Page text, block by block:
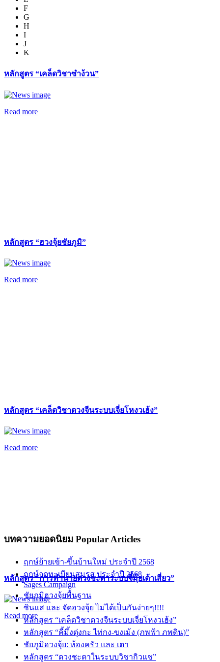
F
G
H
I
J
K
หลักสูตร “เคล็ดวิชาซำง้วน”
Read more
หลักสูตร “ฮวงจุ้ยชัยภูมิ”
Read more
หลักสูตร “เคล็ดวิชาดวงจีนระบบเจี่ยโหงวเฮ้ง”
Read more
หลักสูตร “การทำนายดวงชะตาระบบจี๋มุ้ยเต้าเสี่ยว”
Read more
บทความยอดนิยม Popular Articles
ฤกษ์ย้ายเข้า-ขึ้นบ้านใหม่ ประจำปี 2568
ฤกษ์จดทะเบียนสมรส ประจำปี 2568
Sages Campaign
ชัยภูมิฮวงจุ้ยพื้นฐาน
ซินแส และ จัดฮวงจุ้ย ไม่ได้เป็นกันง่ายๆ!!!!
หลักสูตร “เคล็ดวิชาดวงจีนระบบเจี่ยโหงวเฮ้ง”
หลักสูตร “คี้มึ้งตุ่งกะ ไท่กง-ขงเม้ง (ภพฟ้า ภพดิน)”
ชัยภูมิฮวงจุ้ย: ห้องครัว และ เตา
หลักสูตร “ดวงชะตาในระบบวิชากิวแช”